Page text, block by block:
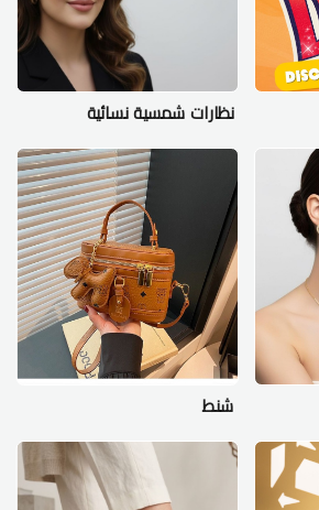
نظارات شمسية نسائية
شنط